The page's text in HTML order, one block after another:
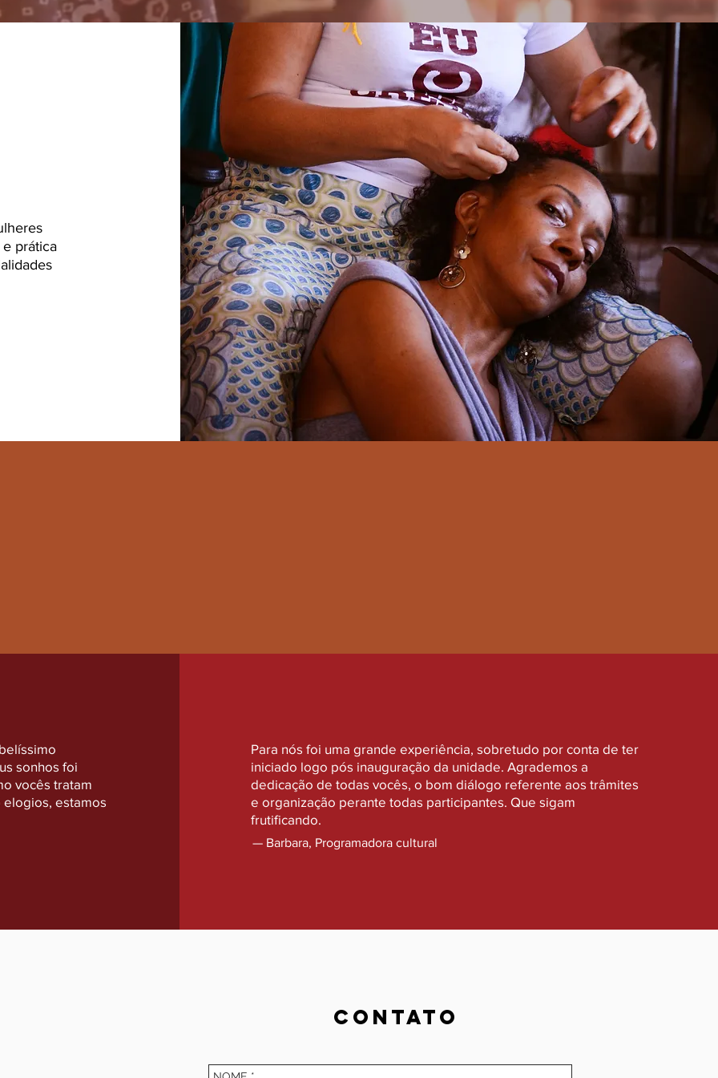
prática
sonhos foi
vocês tratam
elogios, estamos
Para nós foi uma grande experiência, sobretudo por conta de ter
iniciado logo pós inauguração da unidade. Agrademos a
dedicação de todas vocês, o bom diálogo referente aos trâmites
e organização perante todas participantes. Que sigam
frutificando.
— Barbara, Programadora cultural
CONTATO